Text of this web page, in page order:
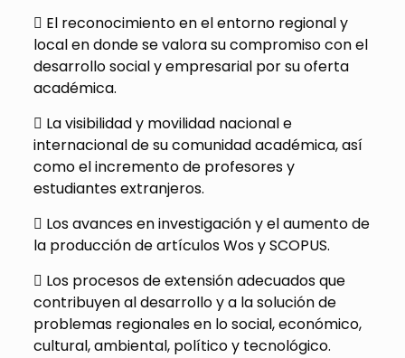
 El reconocimiento en el entorno regional y
local en donde se valora su compromiso con el
desarrollo social y empresarial por su oferta
académica.
 La visibilidad y movilidad nacional e
internacional de su comunidad académica, así
como el incremento de profesores y
estudiantes extranjeros.
 Los avances en investigación y el aumento de
la producción de artículos Wos y SCOPUS.
 Los procesos de extensión adecuados que
contribuyen al desarrollo y a la solución de
problemas regionales en lo social, económico,
cultural, ambiental, político y tecnológico.